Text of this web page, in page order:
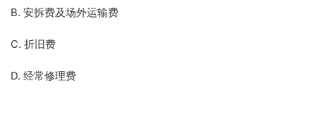
B. 安拆费及场外运输费
C. 折旧费
D. 经常修理费